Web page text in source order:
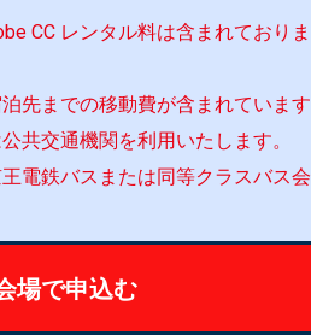
CC レンタル料は含まれておりま
先までの移動費が含まれています
共交通機関を利用いたします。
王電鉄バスまたは同等クラスバス
場で申込む